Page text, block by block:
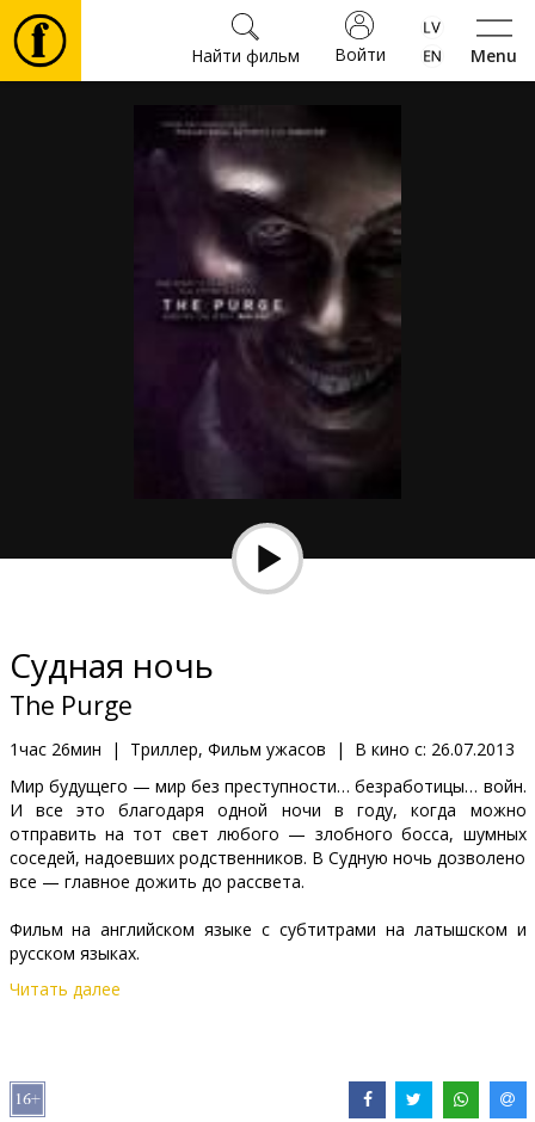
Menu
Войти
Найти фильм
Мероприятия
Клуб
Судная ночь
The Purge
1час 26мин | Триллер, Фильм ужасов | В кино с: 26.07.2013
Мир будущего — мир без преступности… безработицы… войн.
И все это благодаря одной ночи в году, когда можно
отправить на тот свет любого — злобного босса, шумных
соседей, надоевших родственников. В Судную ночь дозволено
все — главное дожить до рассвета.
Фильм на английском языке с субтитрами на латышском и
русском языках.
В ролях:
Сайты:
Читать далее